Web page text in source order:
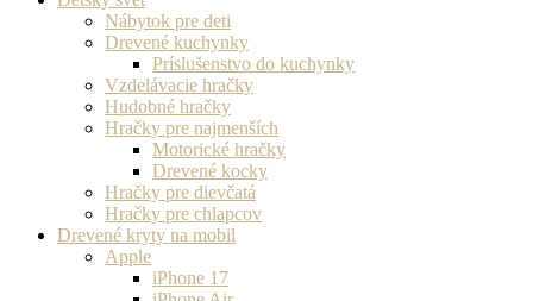
Nábytok pre deti
Drevené kuchynky
Príslušenstvo do kuchynky
Vzdelávacie hračky
Hudobné hračky
Hračky pre najmenších
Motorické hračky
Drevené kocky
Hračky pre dievčatá
Hračky pre chlapcov
Drevené kryty na mobil
Apple
iPhone 17